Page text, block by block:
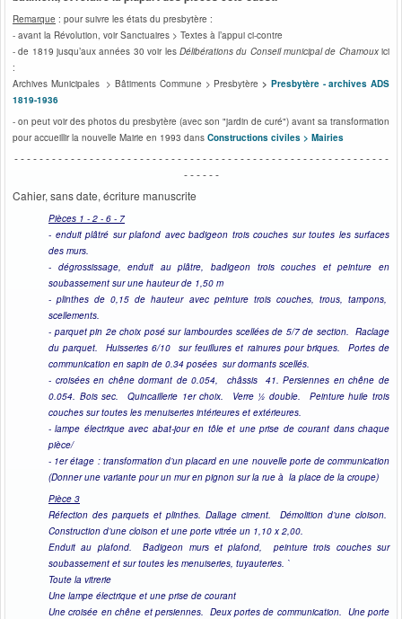
Remarque : pour suivre les états du presbytère :
- avant la Révolution, voir Sanctuaires > Textes à l’appui ci-contre
- de 1819 jusqu’aux années 30 voir les Délibérations du Conseil municipal de Chamouxici
:
Archives Municipales > Bâtiments Commune > Presbytère > Presbytère - archives ADS
1819-1936
- on peut voir des photos du presbytère (avec son "jardin de curé") avant sa transformation
pour accueillir la nouvelle Mairie en 1993 dans Constructions civiles > Mairies
- - - - - - - - - - - - - - - - - - - - - - - - - - - - - - - - - - - - - - - - - - - - - - - - - - - - - - - - - - - -
- - - - - -
Cahier, sans date, écriture manuscrite
Pièces 1 - 2 - 6 - 7
- enduit plâtré sur plafond avec badigeon trois couches sur toutes les surfaces
des murs.
- dégrossissage, enduit au plâtre, badigeon trois couches et peinture en
soubassement sur une hauteur de 1,50 m
- plinthes de 0,15 de hauteur avec peinture trois couches, trous, tampons,
scellements.
- parquet pin 2e choix posé sur lambourdes scellées de 5/7 de section. Raclage
du parquet. Huisseries 6/10 sur feuillures et rainures pour briques. Portes de
communication en sapin de 0.34 posées sur dormants scellés.
- croisées en chêne dormant de 0.054, châssis 41. Persiennes en chêne de
0.054. Bois sec. Quincaillerie 1er choix. Verre ½ double. Peinture huile trois
couches sur toutes les menuiseries intérieures et extérieures.
- lampe électrique avec abat-jour en tôle et une prise de courant dans chaque
pièce/
- 1er étage : transformation d’un placard en une nouvelle porte de communication
(Donner une variante pour un mur en pignon sur la rue à la place de la croupe)
Pièce 3
Réfection des parquets et plinthes. Dallage ciment. Démolition d’une cloison.
Construction d’une cloison et une porte vitrée un 1,10 x 2,00.
Enduit au plafond. Badigeon murs et plafond, peinture trois couches sur
soubassement et sur toutes les menuiseries, tuyauteries. `
Toute la vitrerie
Une lampe électrique et une prise de courant
Une croisée en chêne et persiennes. Deux portes de communication. Une porte